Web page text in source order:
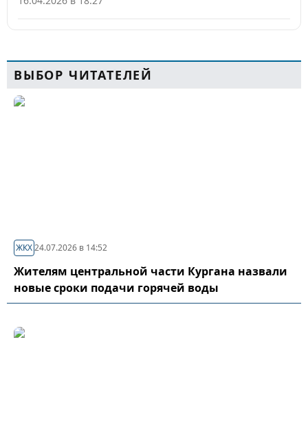
ВЫБОР ЧИТАТЕЛЕЙ
ЖКХ24.07.2026 в 14:52
Жителям центральной части Кургана назвали
новые сроки подачи горячей воды